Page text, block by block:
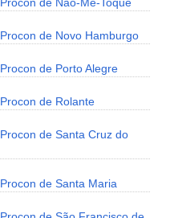
de Não-Me-Toque
de Novo Hamburgo
de Porto Alegre
de Rolante
de Santa Cruz do
de Santa Maria